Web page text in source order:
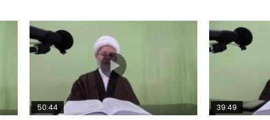
50:44 39:49